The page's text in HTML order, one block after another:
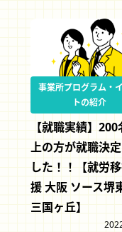
事業所プログラム・
トの紹介
【就職実績】
上の方が就職決
した！！【就労
援 大阪 ソース堺
三国ヶ丘】